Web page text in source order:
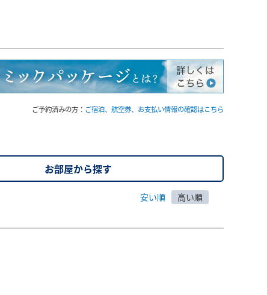
ご予約済みの方： ご宿泊、航空券、お支払い情報の確認はこちら
お部屋から探す
安い順 高い順